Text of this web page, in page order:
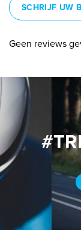
SCHRIJF UW
Geen reviews